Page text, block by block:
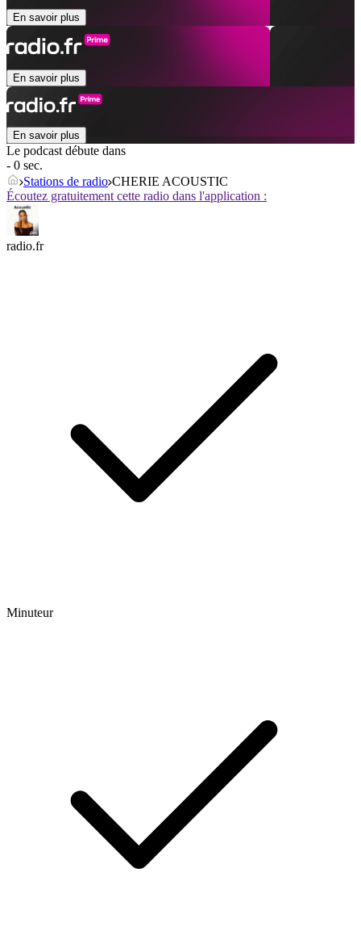
En savoir plus
En savoir plus
En savoir plus
Le podcast débute dans
- 0 sec.
Stations de radio CHERIE ACOUSTIC
Écoutez gratuitement cette radio dans l'application :
radio.fr
Minuteur